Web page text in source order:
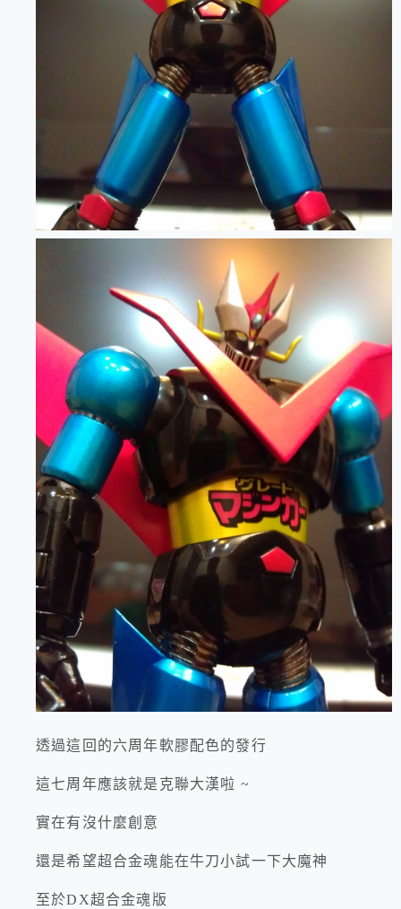
透過這回的六周年軟膠配色的發行
這七周年應該就是克聯大漢啦 ~
實在有沒什麼創意
還是希望超合金魂能在牛刀小試一下大魔神
至於DX超合金魂版